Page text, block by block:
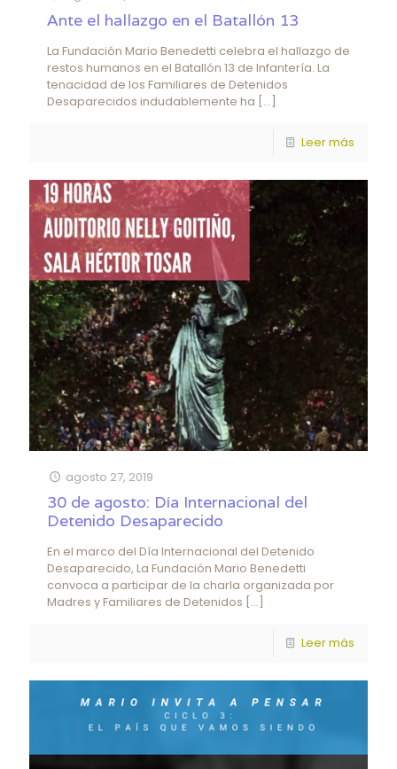
Ante el hallazgo en el Batallón 13
La Fundación Mario Benedetti celebra el hallazgo de
restos humanos en el Batallón 13 de Infantería. La
tenacidad de los Familiares de Detenidos
Desaparecidos indudablemente ha […]
Leer más
agosto 27, 2019
30 de agosto: Día Internacional del
Detenido Desaparecido
En el marco del Día Internacional del Detenido
Desaparecido, La Fundación Mario Benedetti
convoca a participar de la charla organizada por
Madres y Familiares de Detenidos […]
Leer más